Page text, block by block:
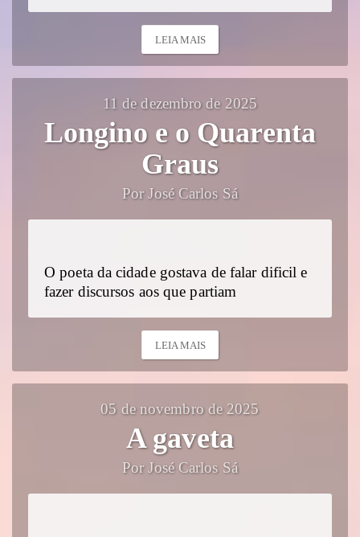
LEIA MAIS
11 de dezembro de 2025
Longino e o Quarenta
Graus
Por José Carlos Sá
O poeta da cidade gostava de falar dificil e
fazer discursos aos que partiam
LEIA MAIS
05 de novembro de 2025
A gaveta
Por José Carlos Sá